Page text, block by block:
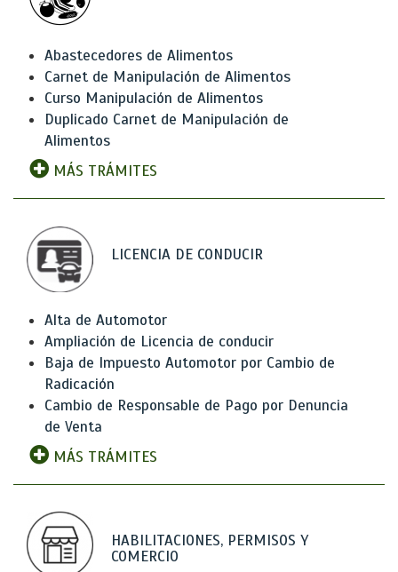
Abastecedores de Alimentos
Carnet de Manipulación de Alimentos
Curso Manipulación de Alimentos
Duplicado Carnet de Manipulación de
Alimentos
MÁS TRÁMITES
LICENCIA DE CONDUCIR
Alta de Automotor
Ampliación de Licencia de conducir
Baja de Impuesto Automotor por Cambio de
Radicación
Cambio de Responsable de Pago por Denuncia
de Venta
MÁS TRÁMITES
HABILITACIONES, PERMISOS Y
COMERCIO